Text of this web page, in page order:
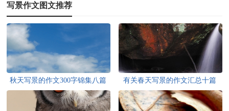
写景作文图文推荐
秋天写景的作文300字锦集八篇 有关春天写景的作文汇总十篇